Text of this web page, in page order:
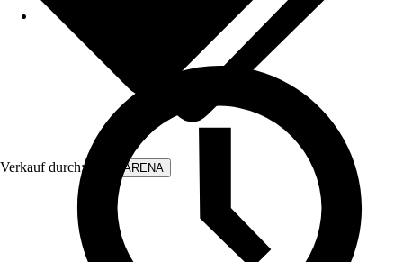
Verkauf durch: WALLARENA